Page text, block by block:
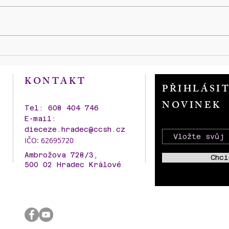
kolem roku stavby i v průběhu
nového modelu p. Pavla
Šťastného.
KONTAKT
Tel: 608 404 746
E-mail:
dieceze.hradec@ccsh.cz
IČO: 62695720
Ambrožova 728/3,
500 02 Hradec Králové
NOVINEK